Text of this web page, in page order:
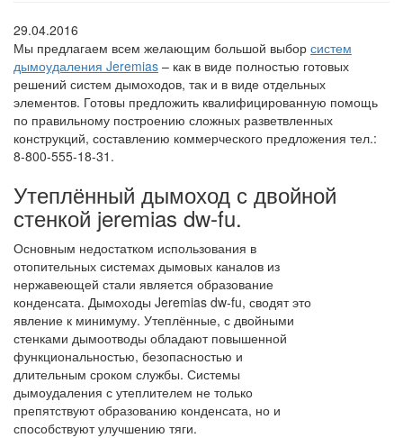
29.04.2016
Мы предлагаем всем желающим большой выбор систем
дымоудаления Jeremias – как в виде полностью готовых
решений систем дымоходов, так и в виде отдельных
элементов. Готовы предложить квалифицированную помощь
по правильному построению сложных разветвленных
конструкций, составлению коммерческого предложения тел.:
8-800-555-18-31.
Утеплённый дымоход с двойной
стенкой jeremias dw-fu.
Основным недостатком использования в
отопительных системах дымовых каналов из
нержавеющей стали является образование
конденсата. Дымоходы Jeremias dw-fu, сводят это
явление к минимуму. Утеплённые, с двойными
стенками дымоотводы обладают повышенной
функциональностью, безопасностью и
длительным сроком службы. Системы
дымоудаления с утеплителем не только
препятствуют образованию конденсата, но и
способствуют улучшению тяги.